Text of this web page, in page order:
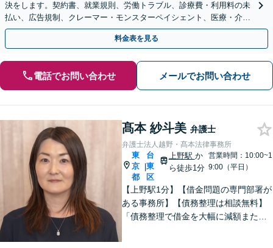
決をします。契約書、就業規則、労働トラブル、診療費・利用料の未
払い、広告規制、クレーマー・モンスターペイシェント、医療・介護
事故などに対応【顧問契約あり】
料金表を見る
電話でお問い合わせ メールでお問い合わせ
髙本 紗斗美 弁護士
弁護士法人越野・髙本法律事務所
東
京
都
|
台
東
区
上野駅 か
ら徒歩1分
営業時間：10:00~1
9:00（平日）
【上野駅1分】【借金問題の専門部署が
ある事務所】【債務整理は相談無料】
「債務整理で借金を大幅に減額または